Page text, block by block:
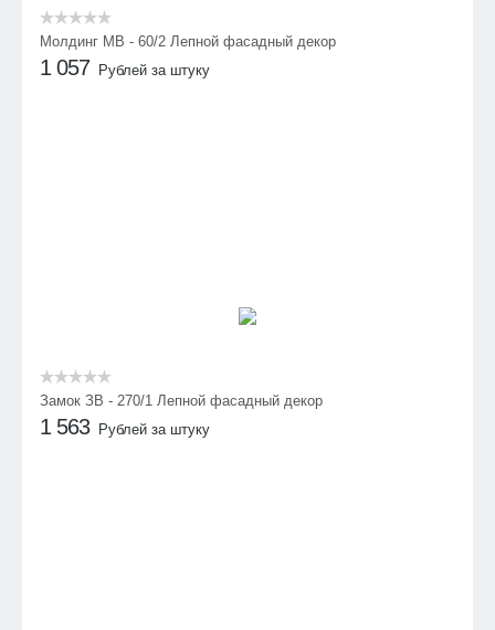
Молдинг МВ - 60/2 Лепной фасадный декор
1 057 Рублей за штуку
Замок ЗВ - 270/1 Лепной фасадный декор
1 563 Рублей за штуку